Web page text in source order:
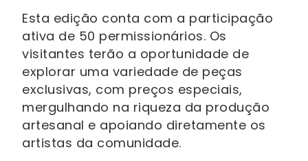
Esta edição conta com a participação
ativa de 50 permissionários. Os
visitantes terão a oportunidade de
explorar uma variedade de peças
exclusivas, com preços especiais,
mergulhando na riqueza da produção
artesanal e apoiando diretamente os
artistas da comunidade.